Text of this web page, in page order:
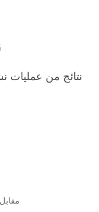
نتائج من عمليات
مقابل 12-15% متوسط الصناعة